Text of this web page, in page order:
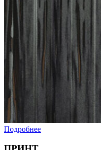
Подробнее